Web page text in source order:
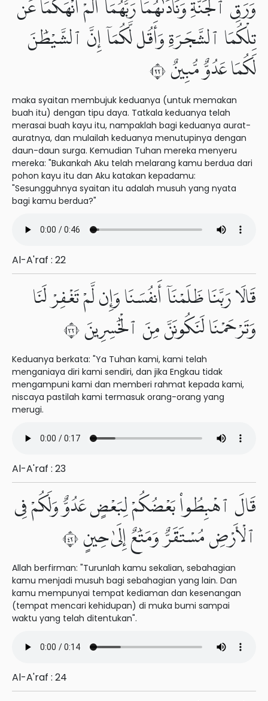
وَرَقِ ٱلْجَنَّةِ وَنَادَىٰهُمَا رَبُّهُمَآ أَلَمْ أَنْهَكُمَا عَن
تِلْكُمَا ٱلشَّجَرَةِ وَأَقُل لَّكُمَآ إِنَّ ٱلشَّيْطَٰنَ
لَكُمَا عَدُوٌّ مُّبِينٌ ٢٢
maka syaitan membujuk keduanya (untuk memakan
buah itu) dengan tipu daya. Tatkala keduanya telah
merasai buah kayu itu, nampaklah bagi keduanya aurat-
auratnya, dan mulailah keduanya menutupinya dengan
daun-daun surga. Kemudian Tuhan mereka menyeru
mereka: "Bukankah Aku telah melarang kamu berdua dari
pohon kayu itu dan Aku katakan kepadamu:
"Sesungguhnya syaitan itu adalah musuh yang nyata
bagi kamu berdua?"
Al-A'raf : 22
قَالَا رَبَّنَا ظَلَمْنَآ أَنفُسَنَا وَإِن لَّمْ تَغْفِرْ لَنَا
وَتَرْحَمْنَا لَنَكُونَنَّ مِنَ ٱلْخَٰسِرِينَ ٢٣
Keduanya berkata: "Ya Tuhan kami, kami telah
menganiaya diri kami sendiri, dan jika Engkau tidak
mengampuni kami dan memberi rahmat kepada kami,
niscaya pastilah kami termasuk orang-orang yang
merugi.
Al-A'raf : 23
قَالَ ٱهْبِطُوا۟ بَعْضُكُمْ لِبَعْضٍ عَدُوٌّ وَلَكُمْ فِى
ٱلْأَرْضِ مُسْتَقَرٌّ وَمَتَٰعٌ إِلَىٰ حِينٍ ٢٤
Allah berfirman: "Turunlah kamu sekalian, sebahagian
kamu menjadi musuh bagi sebahagian yang lain. Dan
kamu mempunyai tempat kediaman dan kesenangan
(tempat mencari kehidupan) di muka bumi sampai
waktu yang telah ditentukan".
Al-A'raf : 24